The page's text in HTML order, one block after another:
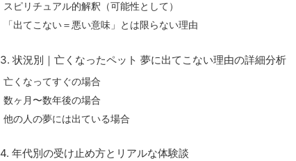
スピリチュアル的解釈（可能性として）
「出てこない＝悪い意味」とは限らない理由
3. 状況別｜亡くなったペット 夢に出てこない理由の詳細分析
亡くなってすぐの場合
数ヶ月〜数年後の場合
他の人の夢には出ている場合
4. 年代別の受け止め方とリアルな体験談